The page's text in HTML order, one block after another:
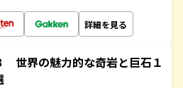
詳細を見る
世界の魅力的な奇岩と巨石１